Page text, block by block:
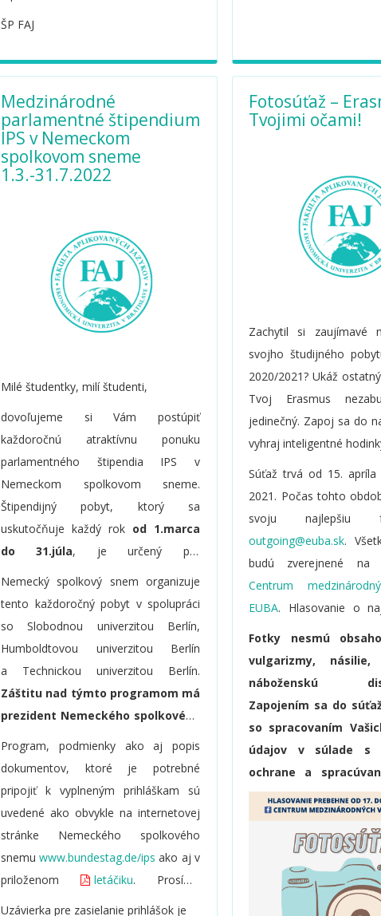
ŠP FAJ
Medzinárodné
parlamentné štipendium
IPS v Nemeckom
spolkovom sneme
1.3.-31.7.2022
Milé študentky, milí študenti,
dovoľujeme si Vám postúpiť
každoročnú atraktívnu ponuku
parlamentného štipendia IPS v
Nemeckom spolkovom sneme.
Štipendijný pobyt, ktorý sa
uskutočňuje každý rok od 1.marca
do 31.júla, je určený pre
vysokoškolských absolventov (vrátane
bakalárov) do 30 rokov, ktorí sa
zaujímajú o politiku, pracujú alebo
majú záujem pracovať vo vyšších
funkciách v štátnej službe, médiách,
stranách, spolkoch alebo na vysokých
školách, chcú sa vrátiť späť na
v demokratických procesoch
a v neposlednom rade okrem
angličtiny veľmi dobre ovládajú
nemecký jazyk (min. na úrovni B2
Európskeho referenčného rámca).
Nemecký spolkový snem organizuje
tento každoročný pobyt v spolupráci
so Slobodnou univerzitou Berlín,
Humboldtovou univerzitou Berlín
a Technickou univerzitou Berlín.
Záštitu nad týmto programom má
prezident Nemeckého spolkového
Program, podmienky ako aj popis
dokumentov, ktoré je potrebné
pripojiť k vyplneným prihláškam sú
uvedené ako obvykle na internetovej
stránke Nemeckého spolkového
snemuwww.bundestag.de/ips ako aj v
priloženom
letáčiku. Prosíme
záujemkyne a záujemcov, aby si
Uzávierka pre zasielanie prihlášok je
Fotosúťaž –
Tvojimi očami!
Zachytil si zaujímavé
svojho študijného
2020/2021? Ukáž
Tvoj Erasmus
jedinečný. Zapoj sa do
vyhraj inteligentné
Súťaž trvá od 15.
2021. Počas tohto
svoju najlepšiu
.
budú zverejnené na
Centrum
EUBA. Hlasovanie o
trvá od 17. do 31.
víťazi s najväčším
vyhlásení 1. júna
Aktuálne informácie
a
Centrum
EUBA
Fotky nesmú
vulgarizmy,
náboženskú
Zapojením sa do
so spracovaním
údajov v súlade s
ochrane a
údajov. Zároveň
ich ďalšie spracovanie
propagačných
všetkého druhu
textové)
v Bratislave.